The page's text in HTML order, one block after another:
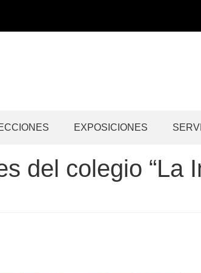
EXPOSICIONES
del colegio “La